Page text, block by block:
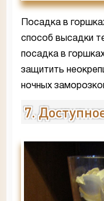
Посадка в
способ высадки
посадка в
защитить
ночных
7.